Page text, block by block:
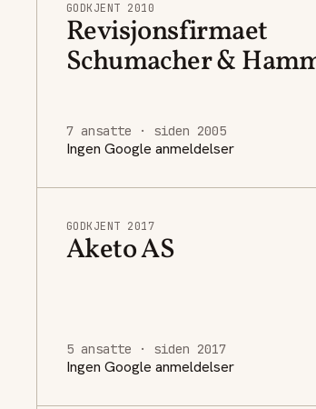
GODKJENT 2010
Revisjonsfirmaet
Schumacher &
7 ansatte · siden 2005
Ingen Google anmeldelser
GODKJENT 2017
Aketo AS
5 ansatte · siden 2017
Ingen Google anmeldelser